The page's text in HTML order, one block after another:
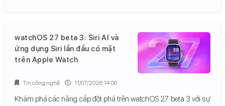
watchOS 27 beta 3: Siri AI và
ứng dụng Siri lần đầu có mặt
trên Apple Watch
Khám phá các nâng cấp đột phá trên watchOS 27 beta 3 với sự
Tin công nghệ 11/07/2026 14:00